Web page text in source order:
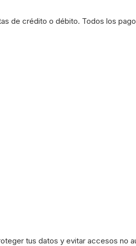
de crédito o débito. Todos los
tus datos y evitar accesos no